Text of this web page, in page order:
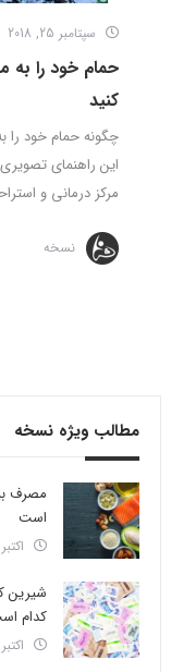
سپتامبر 25, 2018
حمام خود را به
کنید
چگونه حمام خود را
این راهنمای
مرکز درمانی و
نسخه
مطالب ویژه نسخه
است
اکتبر 26, 2024
شیرین
کدام
اکتبر 25, 2024